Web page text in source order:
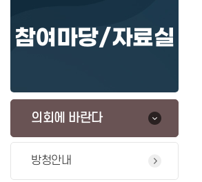
참여마당/자료실
의회에 바란다
방청안내